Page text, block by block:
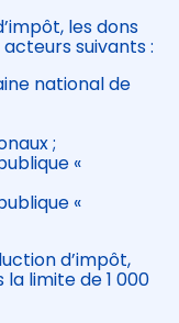
les dons
suivants :
national de
;
«
«
d’impôt,
limite de 1 000